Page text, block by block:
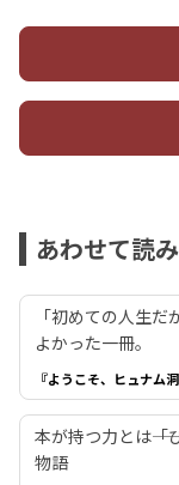
あわせて読
「初めての人生
よかった一冊。
『ようこそ、ヒュナム
本が持つ力とは――
物語